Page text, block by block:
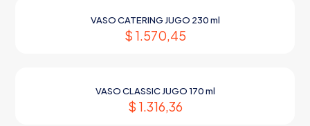
VASO CATERING JUGO 230 ml
$ 1.570,45
VASO CLASSIC JUGO 170 ml
$ 1.316,36